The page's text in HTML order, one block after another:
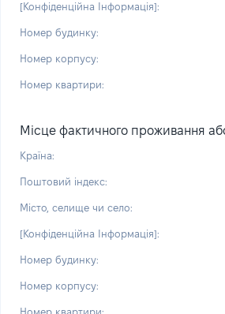
[Конфіденційна Інформація]:
Номер будинку:
Номер корпусу:
Номер квартири:
Місце фактичного проживання
Країна:
Поштовий індекс:
Місто, селище чи село:
[Конфіденційна Інформація]:
Номер будинку:
Номер корпусу:
Номер квартири: